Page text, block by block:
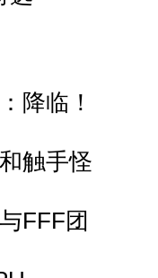
降临！
触手怪
FFF团